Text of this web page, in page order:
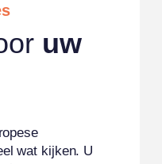
uw
wat kijken. U